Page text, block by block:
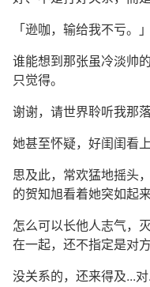
「逊咖，输给我不亏。」
谁能想到那张虽冷淡帅
只觉得。
谢谢，请世界聆听我那
她甚至怀疑，好闺闺看
思及此，常欢猛地摇头
的贺知旭看着她突如起
怎么可以长他人志气，
在一起，还不指定是对
没关系的，还来得及...